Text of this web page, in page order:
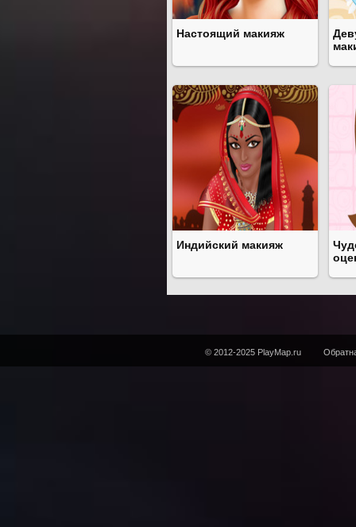
Настоящий макияж
Индийский макияж
© 2012-2025 PlayMap.ru